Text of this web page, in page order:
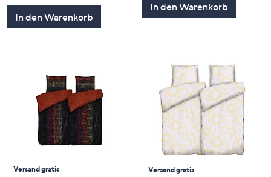
In den Warenkorb
In den Warenkorb
Versand gratis
Versand gratis